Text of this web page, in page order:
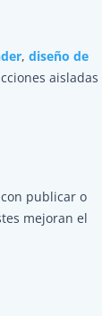
,diseño de
aisladas
publicar o
mejoran el